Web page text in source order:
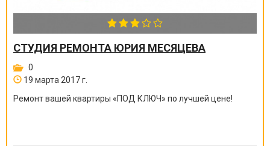
СТУДИЯ РЕМОНТА ЮРИЯ МЕСЯЦЕВА
0
19 марта 2017 г.
Ремонт вашей квартиры «ПОД КЛЮЧ» по лучшей цене!